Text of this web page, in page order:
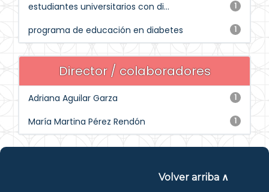
1
estudiantes universitarios con di...
1
programa de educación en diabetes
Director / colaboradores
1
Adriana Aguilar Garza
1
María Martina Pérez Rendón
Volver arriba ∧